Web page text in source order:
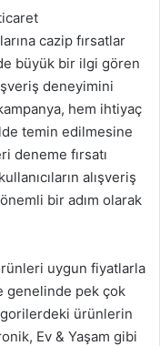
cazip fırsatlar
büyük bir ilgi gören
deneyimini
hem ihtiyaç
temin edilmesine
deneme fırsatı
alışveriş
bir adım olarak
uygun fiyatlarla
genelinde pek çok
ürünlerin
Ev & Yaşam gibi